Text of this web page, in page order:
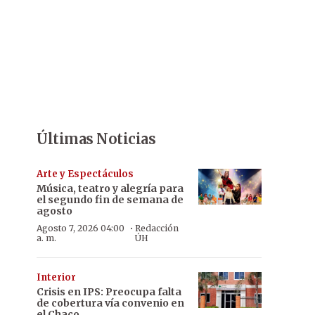
Últimas Noticias
Arte y Espectáculos
Música, teatro y alegría para
el segundo fin de semana de
agosto
Agosto 7, 2026 04:00
a. m.
· Redacción
ÚH
Interior
Crisis en IPS: Preocupa falta
de cobertura vía convenio en